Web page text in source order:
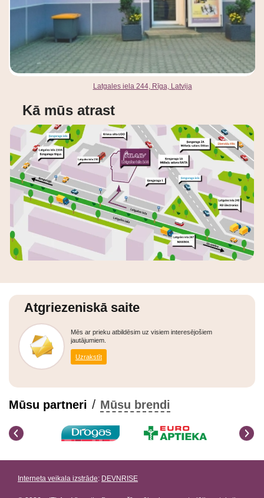
Latgales iela 244, Rīga, Latvija
Kā mūs atrast
Mūsu partneri / Mūsu brendi
Atgriezeniskā saite
Mēs ar prieku atbildēsim uz visiem interesējošiem
jautājumiem.
Uzrakstīt
Interneta veikala izstrāde: DEVNRISE